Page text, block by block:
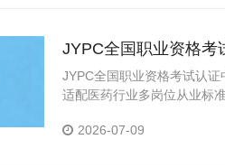
JYPC全国职业资格考
JYPC全国职业资格考试认
适配医药行业多岗位从业标准
2026-07-09